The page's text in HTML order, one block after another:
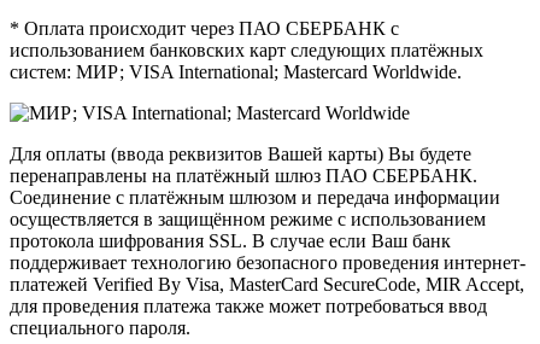
* Оплата происходит через ПАО СБЕРБАНК с
использованием банковских карт следующих платёжных
систем: МИР; VISA International; Mastercard Worldwide.
Для оплаты (ввода реквизитов Вашей карты) Вы будете
перенаправлены на платёжный шлюз ПАО СБЕРБАНК.
Соединение с платёжным шлюзом и передача информации
осуществляется в защищённом режиме с использованием
протокола шифрования SSL. В случае если Ваш банк
поддерживает технологию безопасного проведения интернет-
платежей Verified By Visa, MasterCard SecureCode, MIR Accept,
для проведения платежа также может потребоваться ввод
специального пароля.